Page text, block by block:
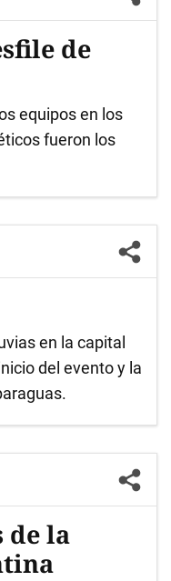
de
equipos en los
fueron los
en la capital
del evento y la
de la